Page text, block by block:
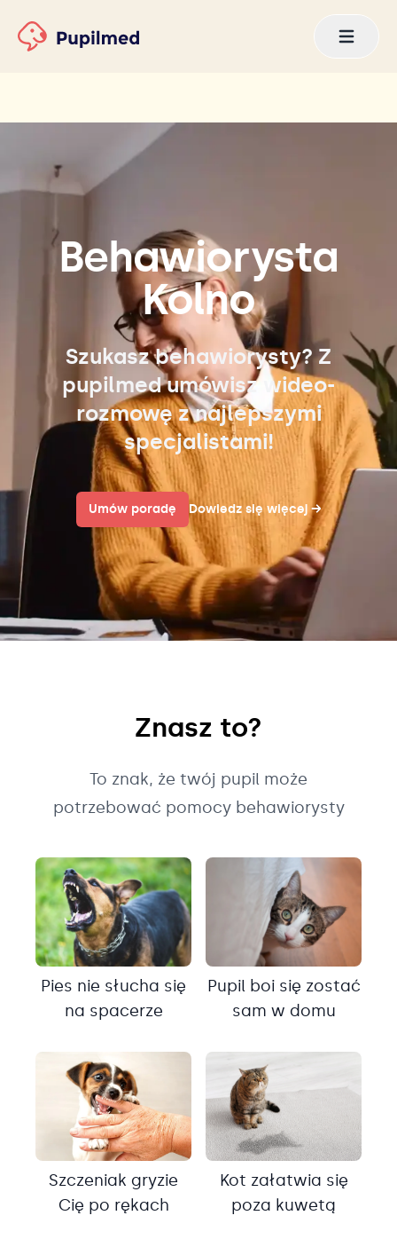
Behawiorysta
Kolno
Szukasz behawiorysty? Z
pupilmed umówisz wideo-
rozmowę z najlepszymi
specjalistami!
Umów poradę Dowiedz się więcej →
Znasz to?
To znak, że twój pupil może
potrzebować pomocy behawiorysty
Pies nie słucha się
na spacerze
Pupil boi się zostać
sam w domu
Szczeniak gryzie
Cię po rękach
Kot załatwia się
poza kuwetą